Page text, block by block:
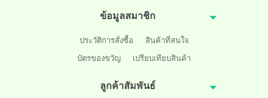
ข้อมูลสมาชิก
ประวัติการสั่งซื้อ
สินค้าที่สนใจ
บัตรของขวัญ
เปรียบเทียบสินค้า
ลูกค้าสัมพันธ์